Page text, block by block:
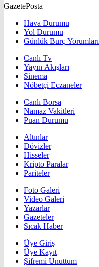
GazetePosta
Hava Durumu
Yol Durumu
Günlük Burç Yorumları
Canlı Tv
Yayın Akışları
Sinema
Nöbetçi Eczaneler
Canlı Borsa
Namaz Vakitleri
Puan Durumu
Altınlar
Dövizler
Hisseler
Kripto Paralar
Pariteler
Foto Galeri
Video Galeri
Yazarlar
Gazeteler
Sıcak Haber
Üye Giriş
Üye Kayıt
Şifremi Unuttum